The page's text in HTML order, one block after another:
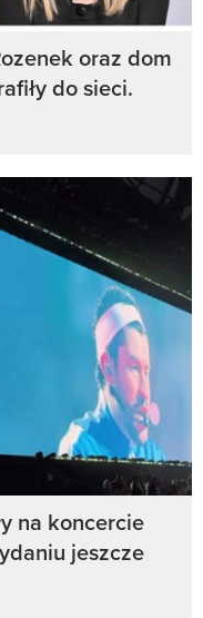
oraz dom
do sieci.
na koncercie
jeszcze